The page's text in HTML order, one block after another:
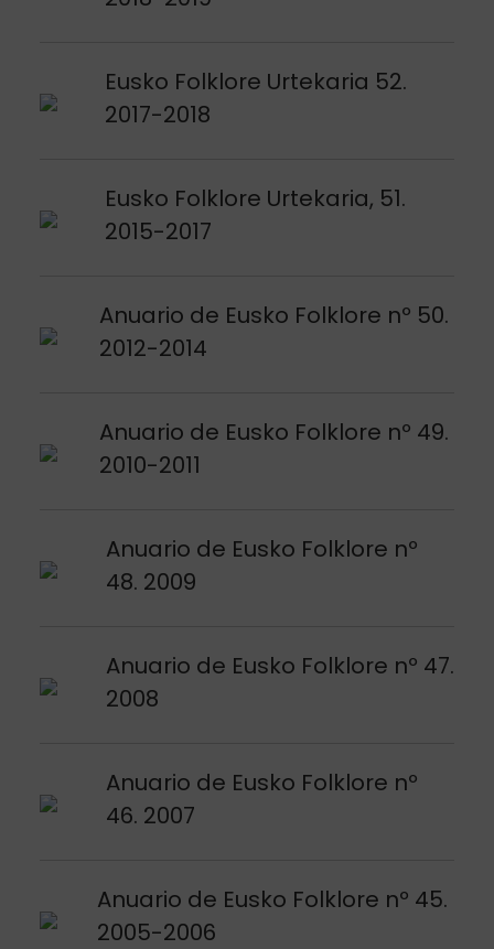
Eusko Folklore Urtekaria 52.
2017-2018
Argitalpena ikusi
Eusko Folklore Urtekaria, 51.
2015-2017
Argitalpena ikusi
Anuario de Eusko Folklore nº 50.
2012-2014
Argitalpena ikusi
Anuario de Eusko Folklore nº 49.
2010-2011
Argitalpena ikusi
Anuario de Eusko Folklore nº
48. 2009
Argitalpena ikusi
Anuario de Eusko Folklore nº 47.
2008
Argitalpena ikusi
Anuario de Eusko Folklore nº
46. 2007
Argitalpena ikusi
Anuario de Eusko Folklore nº 45.
2005-2006
Argitalpena ikusi